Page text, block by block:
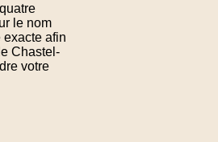
le nom
afin
Chastel-
votre